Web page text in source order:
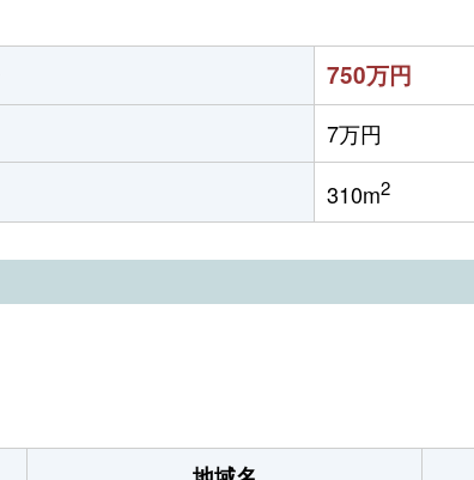
750万円
7万円
310m2